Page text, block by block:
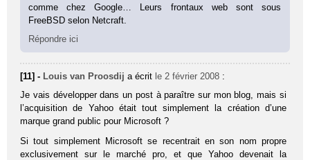
comme chez Google… Leurs frontaux web sont sous
FreeBSD selon Netcraft.
Répondre ici
[11] - Louis van Proosdij a écrit le 2 février 2008 :
Je vais développer dans un post à paraître sur mon blog, mais si
l’acquisition de Yahoo était tout simplement la création d’une
marque grand public pour Microsoft ?
Si tout simplement Microsoft se recentrait en son nom propre
exclusivement sur le marché pro, et que Yahoo devenait la